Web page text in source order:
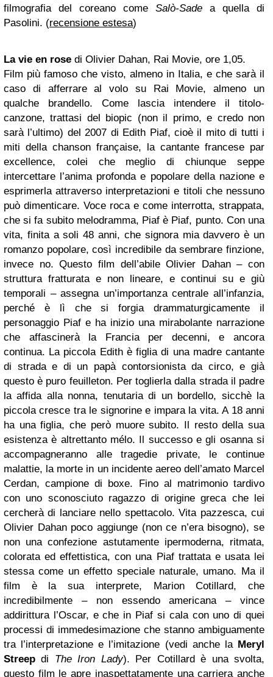
filmografia del coreano come Salò-Sade a quella di
Pasolini. (recensione estesa)
La vie en rose di Olivier Dahan, Rai Movie, ore 1,05.
Film più famoso che visto, almeno in Italia, e che sarà il
caso di afferrare al volo su Rai Movie, almeno un
qualche brandello. Come lascia intendere il titolo-
canzone, trattasi del biopic (non il primo, e credo non
sarà l’ultimo) del 2007 di Edith Piaf, cioè il mito di tutti i
miti della chanson française, la cantante francese par
excellence, colei che meglio di chiunque seppe
intercettare l’anima profonda e popolare della nazione e
esprimerla attraverso interpretazioni e titoli che nessuno
può dimenticare. Voce roca e come interrotta, strappata,
che si fa subito melodramma, Piaf è Piaf, punto. Con una
vita, finita a soli 48 anni, che signora mia davvero è un
romanzo popolare, così incredibile da sembrare finzione,
invece no. Questo film dell’abile Olivier Dahan – con
struttura fratturata e non lineare, e continui su e giù
temporali – assegna un’importanza centrale all’infanzia,
perché è lì che si forgia drammaturgicamente il
personaggio Piaf e ha inizio una mirabolante narrazione
che affascinerà la Francia per decenni, e ancora
continua. La piccola Edith è figlia di una madre cantante
di strada e di un papà contorsionista da circo, e già
questo è puro feuilleton. Per toglierla dalla strada il padre
la affida alla nonna, tenutaria di un bordello, sicchè la
piccola cresce tra le signorine e impara la vita. A 18 anni
ha una figlia, che però muore subito. Il resto della sua
esistenza è altrettanto mélo. Il successo e gli osanna si
accompagneranno alle tragedie private, le continue
malattie, la morte in un incidente aereo dell’amato Marcel
Cerdan, campione di boxe. Fino al matrimonio tardivo
con uno sconosciuto ragazzo di origine greca che lei
cercherà di lanciare nello spettacolo. Vita pazzesca, cui
Olivier Dahan poco aggiunge (non ce n’era bisogno), se
non una confezione astutamente ipermoderna, ritmata,
colorata ed effettistica, con una Piaf trattata e usata lei
stessa come un effetto speciale naturale, umano. Ma il
film è la sua interprete, Marion Cotillard, che
incredibilmente – non essendo americana – vince
addirittura l’Oscar, e che in Piaf si cala con uno di quei
processi di immedesimazione che stanno ambiguamente
tra l’interpretazione e l’imitazione (vedi anche la Meryl
Streep di The Iron Lady). Per Cotillard è una svolta,
questo film le apre inaspettatamente una carriera anche